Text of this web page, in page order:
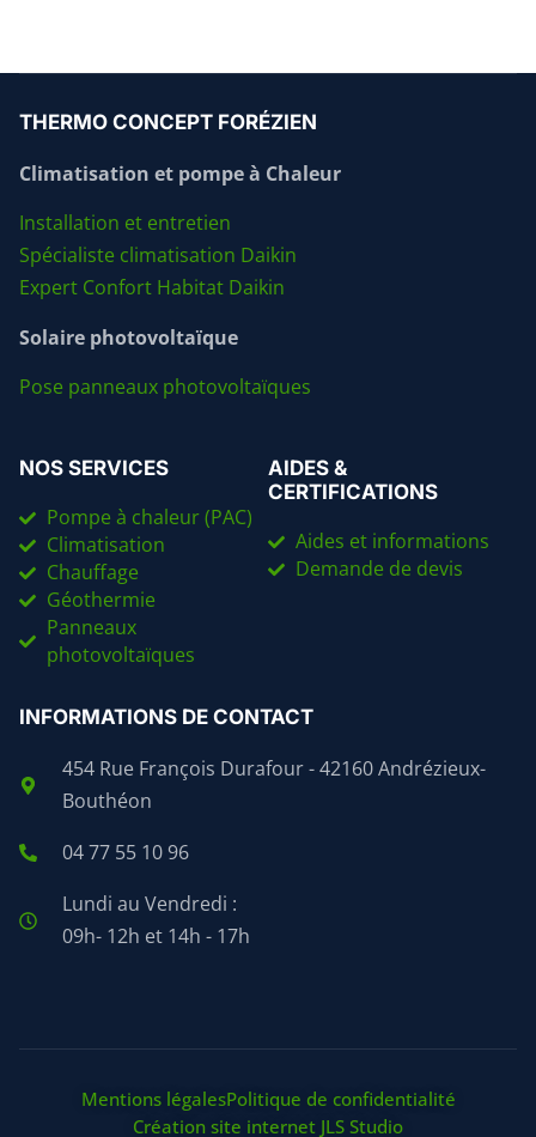
THERMO CONCEPT FORÉZIEN
Climatisation et pompe à Chaleur
Installation et entretien
Spécialiste climatisation Daikin
Expert Confort Habitat Daikin
Solaire photovoltaïque
Pose panneaux photovoltaïques
NOS SERVICES
Pompe à chaleur (PAC)
Climatisation
Chauffage
Géothermie
Panneaux
photovoltaïques
AIDES &
CERTIFICATIONS
Aides et informations
Demande de devis
INFORMATIONS DE CONTACT
454 Rue François Durafour - 42160 Andrézieux-
Bouthéon
04 77 55 10 96
Lundi au Vendredi :
09h- 12h et 14h - 17h
Mentions légalesPolitique de confidentialité
Création site internet JLS Studio